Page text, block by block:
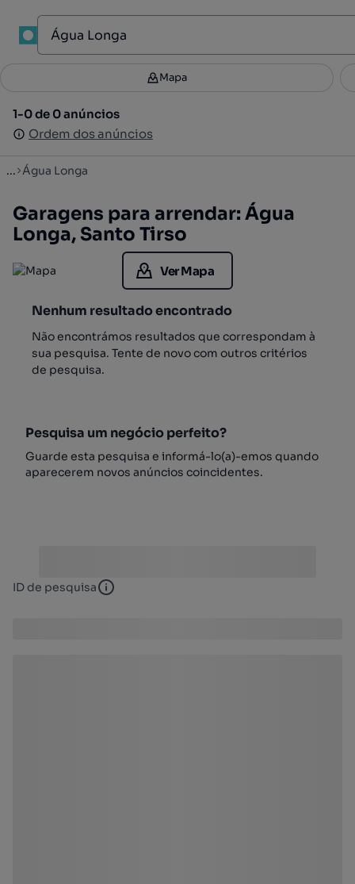
Filtros 3
1-0 de 0 anúncios
Ordem dos anúncios
Mapa
1-0 de 0 anúncios
Ordem dos anúncios
... Água Longa
Garagens para arrendar: Água
Longa, Santo Tirso
Ver Mapa
Nenhum resultado encontrado
Não encontrámos resultados que correspondam à
sua pesquisa. Tente de novo com outros critérios
de pesquisa.
Pesquisa um negócio perfeito?
Guarde esta pesquisa e informá-lo(a)-emos quando
aparecerem novos anúncios coincidentes.
ID de pesquisa ID de pesquisa